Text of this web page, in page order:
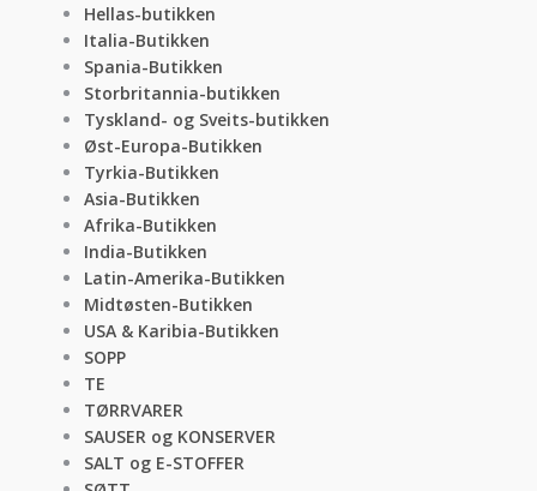
Hellas-butikken
Italia-Butikken
Spania-Butikken
Storbritannia-butikken
Tyskland- og Sveits-butikken
Øst-Europa-Butikken
Tyrkia-Butikken
Asia-Butikken
Afrika-Butikken
India-Butikken
Latin-Amerika-Butikken
Midtøsten-Butikken
USA & Karibia-Butikken
SOPP
TE
TØRRVARER
SAUSER og KONSERVER
SALT og E-STOFFER